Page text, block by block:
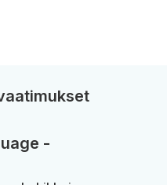
-